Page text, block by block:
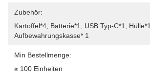
Zubehör:
Kartoffel*4, Batterie*1, USB Typ-C*1, Hülle*1,
Aufbewahrungskasse* 1
Min Bestellmenge:
≥ 100 Einheiten